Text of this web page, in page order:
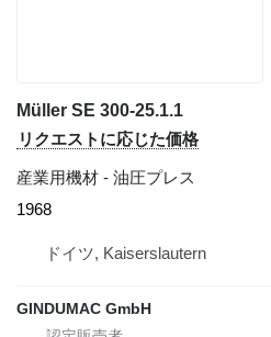
Müller SE 300-25.1.1
リクエストに応じた価格
産業用機材 - 油圧プレス
1968
ドイツ, Kaiserslautern
GINDUMAC GmbH